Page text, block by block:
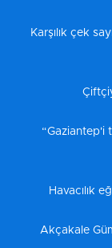
Karşılık çek
“Gaziantep'i
Havacılık
Akçakale